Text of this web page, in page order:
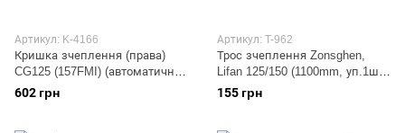
Артикул: K-4166
Кришка зчеплення (права)
CG125 (157FMI) (автоматичне
зчеплення) HEADER-260
602 грн
Артикул: T-962
Трос зчеплення Zonsghen,
Lifan 125/150 (1100mm, уп.1шт)
MANLE
155 грн